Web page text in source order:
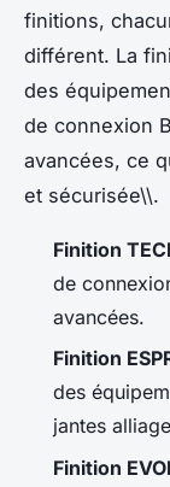
finitions,
différent. La
des
de connexion
avancées, ce
et sécurisée\\.
Finition
de
avancées.
Finition
des
jantes
Finition